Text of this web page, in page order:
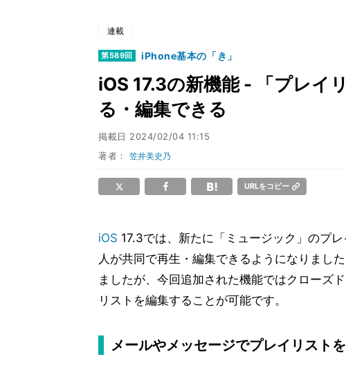
連載
第589回 iPhone基本の「き」
iOS 17.3の新機能 - 「プレイ
る・編集できる
掲載日 2024/02/04 11:15
著者：笠井美史乃
URLをコピー
iOS 17.3では、新たに「ミュージック」のプ
人が共同で再生・編集できるようになりまし
ましたが、今回追加された機能ではクローズ
リストを編集することが可能です。
メールやメッセージでプレイリスト